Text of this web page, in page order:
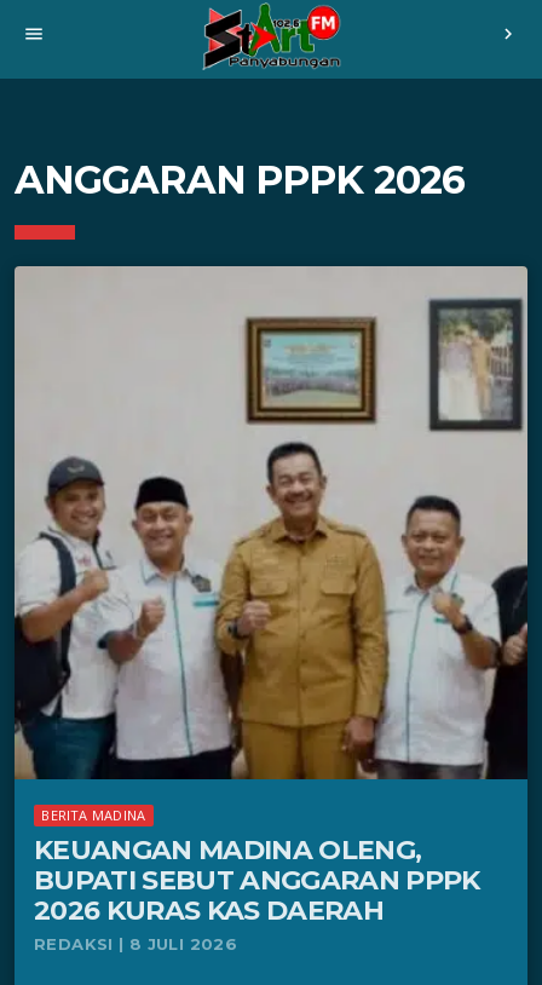
menu chevron_right
ANGGARAN PPPK 2026
BERITA MADINA
KEUANGAN MADINA OLENG,
BUPATI SEBUT ANGGARAN PPPK
2026 KURAS KAS DAERAH
REDAKSI | 8 JULI 2026